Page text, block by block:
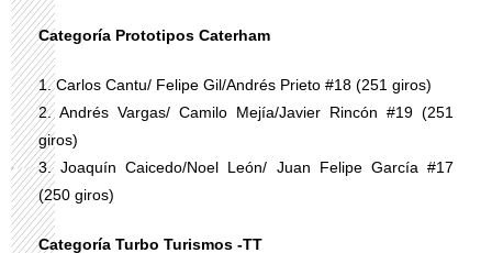
Categoría Prototipos Caterham
1. Carlos Cantu/ Felipe Gil/Andrés Prieto #18 (251 giros)
2. Andrés Vargas/ Camilo Mejía/Javier Rincón #19 (251
giros)
3. Joaquín Caicedo/Noel León/ Juan Felipe García #17
(250 giros)
Categoría Turbo Turismos -TT